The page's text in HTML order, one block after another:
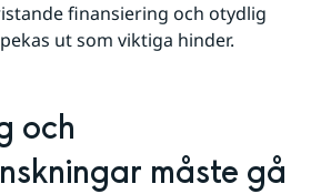
finansiering och otydlig
ut som viktiga hinder.
och
måste gå